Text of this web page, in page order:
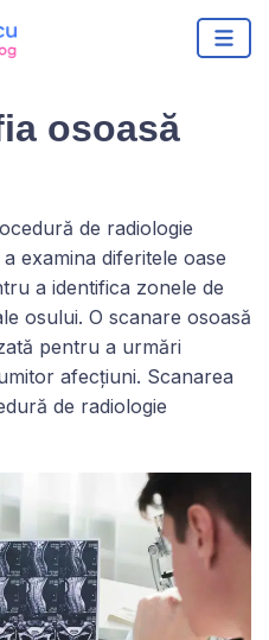
osoasă
de radiologie
examina diferitele oase
a identifica zonele de
osului. O scanare osoasă
pentru a urmări
afecțiuni. Scanarea
de radiologie